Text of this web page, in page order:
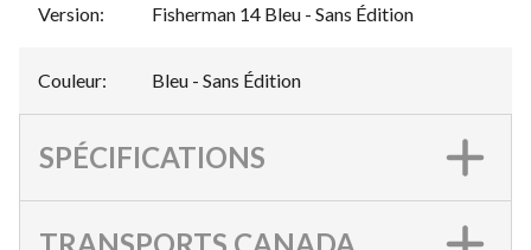
Version: Fisherman 14 Bleu - Sans Édition
Couleur: Bleu - Sans Édition
SPÉCIFICATIONS